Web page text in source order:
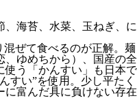
、海苔、水菜、玉ねぎ
ぜて食べるのが正解。麺
、ゆめちから）、国産の全
使う「かんすい」も日本で
すい”を使用。少し平たく
に富んだ具に負けない存在